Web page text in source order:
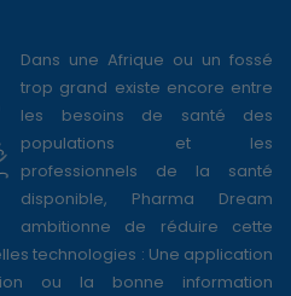
Dans une Afrique ou un fossé
trop grand existe encore entre
les besoins de santé des
populations et les
professionnels de la santé
disponible, Pharma Dream
ambitionne de réduire cette
technologies : Une application
ou la bonne information